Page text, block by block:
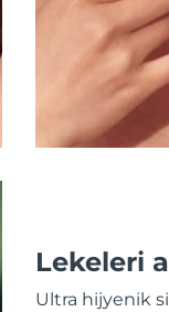
Lekeleri
Ultra hijyenik